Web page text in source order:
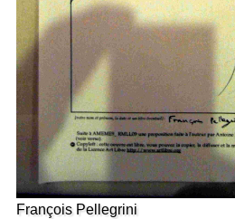
François Pellegrini